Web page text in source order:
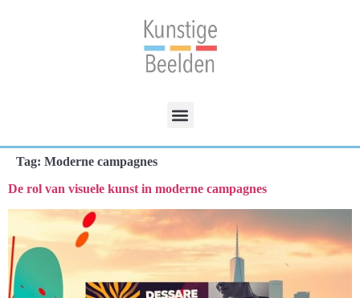
Tag: Moderne campagnes
De rol van visuele kunst in moderne campagnes